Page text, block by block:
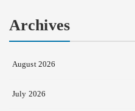
Archives
August 2026
July 2026